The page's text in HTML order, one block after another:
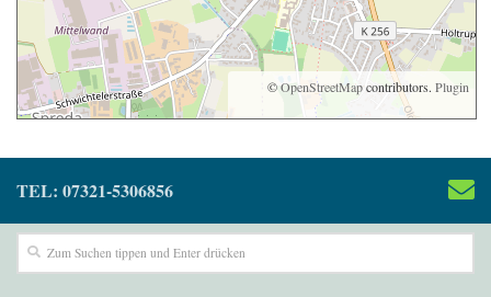
©OpenStreetMapcontributors. Plugin
TEL: 07321-5306856